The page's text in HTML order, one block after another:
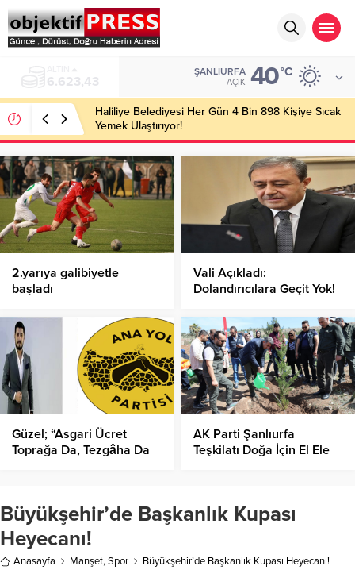
13.785,25
ŞANLIURFA
AÇIK 40°C
Haliliye Belediyesi Her Gün 4 Bin 898 Kişiye Sıcak
Yemek Ulaştırıyor!
2.yarıya galibiyetle
başladı
Vali Açıkladı:
Dolandırıcılara Geçit Yok!
Güzel; “Asgari Ücret
Toprağa Da, Tezgâha Da
AK Parti Şanlıurfa
Teşkilatı Doğa İçin El Ele
Büyükşehir’de Başkanlık Kupası
Heyecanı!
Anasayfa Manşet,Spor Büyükşehir’de Başkanlık Kupası Heyecanı!